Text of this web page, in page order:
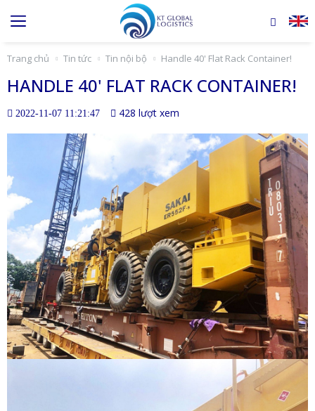
Trang chủ Tin tức Tin nội bộ Handle 40' Flat Rack Container!
HANDLE 40' FLAT RACK CONTAINER!
2022-11-07 11:21:47 428 lượt xem